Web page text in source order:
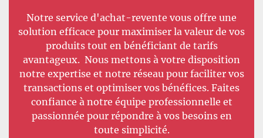
Notre service d'achat-revente vous offre une
solution efficace pour maximiser la valeur de vos
produits tout en bénéficiant de tarifs
avantageux. Nous mettons à votre disposition
notre expertise et notre réseau pour faciliter vos
transactions et optimiser vos bénéfices. Faites
confiance à notre équipe professionnelle et
passionnée pour répondre à vos besoins en
toute simplicité.